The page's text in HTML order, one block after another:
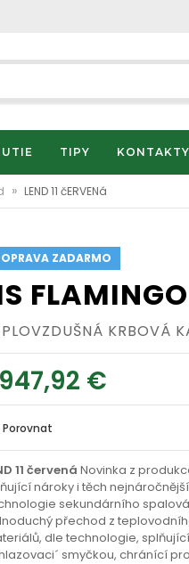
TIPY KONTAKTY
» LEND 11 čERVENá
ZADARMO
KRBOVÁ
€
Porovnat
11 červená Novinka z
nároky i těch
sekundárního
přechod z
dle technologie,
smyčkou, chránící